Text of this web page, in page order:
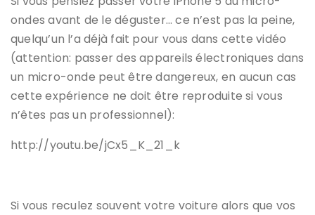
ondes avant de le déguster… ce n’est pas la peine,
quelqu’un l’a déjà fait pour vous dans cette vidéo
(attention: passer des appareils électroniques dans
un micro-onde peut être dangereux, en aucun cas
cette expérience ne doit être reproduite si vous
n’êtes pas un professionnel):
http://youtu.be/jCx5_K_21_k
Si vous reculez souvent votre voiture alors que vos